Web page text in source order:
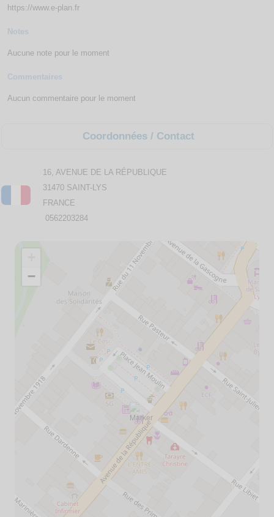
https://www.e-plan.fr
Notes
Aucune note pour le moment
Commentaires
Aucun commentaire pour le moment
Coordonnées / Contact
16, AVENUE DE LA RÉPUBLIQUE
31470 SAINT-LYS
FRANCE
0562203284
−